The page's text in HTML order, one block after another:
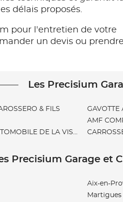
délais proposés.
pour l'entretien de votre
un devis ou prendre
Les Precisium
& FILS
DE LA VISTE
GAVOTTE
AMF
Precisium Garage et
Aix-en-
Martigues